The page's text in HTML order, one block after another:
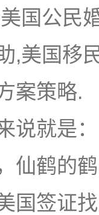
国公民
,美国移
案策略.
说就是
仙鹤的
国签证